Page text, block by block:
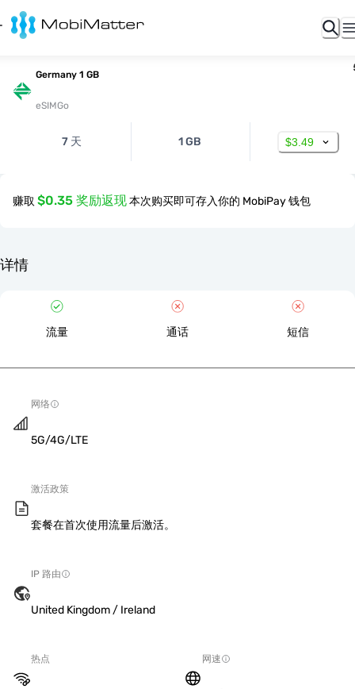
Germany 1 GB
eSIMGo
7 天 1 GB $3.49
赚取 $0.35 奖励返现本次购买即可存入你的 MobiPay 钱包
详情
流量 通话 短信
网络
5G/4G/LTE
激活政策
套餐在首次使用流量后激活。
IP 路由
United Kingdom / Ireland
热点 网速